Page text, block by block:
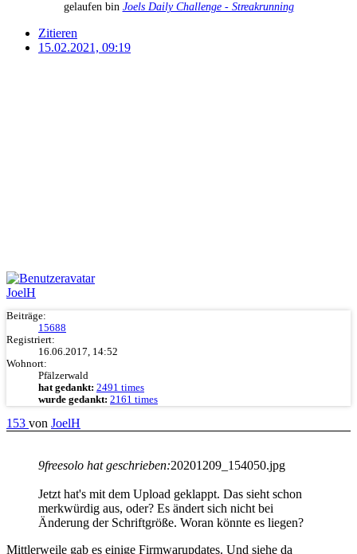
gelaufen bin Joels Daily Challenge - Streakrunning
Zitieren
15.02.2021, 09:19
JoelH
Beiträge:
15688
Registriert:
16.06.2017, 14:52
Wohnort:
Pfälzerwald
hat gedankt: 2491 times
wurde gedankt: 2161 times
153 von JoelH
9freesolo hat geschrieben:20201209_154050.jpg
Jetzt hat's mit dem Upload geklappt. Das sieht schon
merkwürdig aus, oder? Es ändert sich nicht bei
Änderung der Schriftgröße. Woran könnte es liegen?
Mittlerweile gab es einige Firmwarupdates. Und siehe da